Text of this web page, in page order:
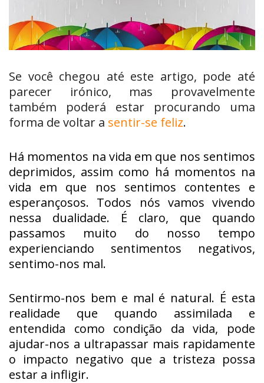
Se você chegou até este artigo, pode até
parecer irónico, mas provavelmente
também poderá estar procurando uma
forma de voltar a sentir-se feliz.
Há momentos na vida em que nos sentimos
deprimidos, assim como há momentos na
vida em que nos sentimos contentes e
esperançosos. Todos nós vamos vivendo
nessa dualidade. É claro, que quando
passamos muito do nosso tempo
experienciando sentimentos negativos,
sentimo-nos mal.
Sentirmo-nos bem e mal é natural. É esta
realidade que quando assimilada e
entendida como condição da vida, pode
ajudar-nos a ultrapassar mais rapidamente
o impacto negativo que a tristeza possa
estar a infligir.